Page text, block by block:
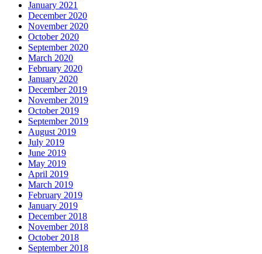
January 2021
December 2020
November 2020
October 2020
September 2020
March 2020
February 2020
January 2020
December 2019
November 2019
October 2019
September 2019
August 2019
July 2019
June 2019
May 2019
April 2019
March 2019
February 2019
January 2019
December 2018
November 2018
October 2018
September 2018